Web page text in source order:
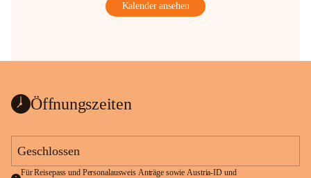
Kalender ansehen
Öffnungszeiten
Geschlossen
Für Reisepass und Personalausweis Anträge sowie Austria-ID und